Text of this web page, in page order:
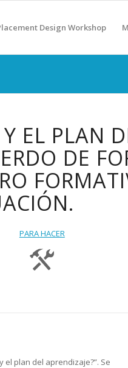
Design Workshop
EL PLAN
DE
PARA HACER
plan del aprendizaje?”. Se